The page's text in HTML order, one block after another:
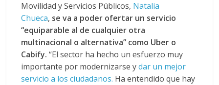
Movilidad y Servicios Públicos, Natalia
Chueca, se va a poder ofertar un servicio
“equiparable al de cualquier otra
multinacional o alternativa” como Uber o
Cabify.“El sector ha hecho un esfuerzo muy
importante por modernizarse ydar un mejor
servicio a los ciudadanos. Ha entendido que hay